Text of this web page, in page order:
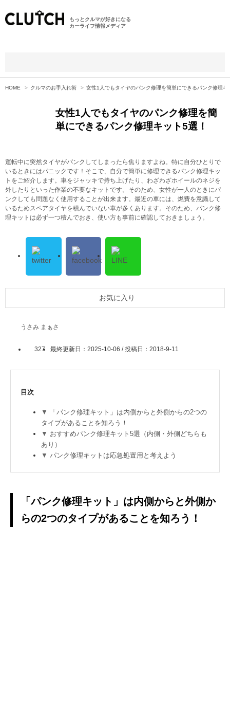
もっとクルマが好きになる
カーライフ情報メディア
HOME クルマのお手入れ術 女性1人でもタイヤのパンク修理を簡単にできるパンク修理キ
女性1人でもタイヤのパンク修理を簡
単にできるパンク修理キット5選！
運転中に突然タイヤがパンクしてしまったら焦りますよね。特に自分ひとりで
いるときにはパニックです！そこで、自分で簡単に修理できるパンク修理キッ
トをご紹介します。車をジャッキで持ち上げたり、わざわざホイールのネジを
外したりといった作業の不要なキットです。そのため、女性が一人のときにパ
ンクしても問題なく使用することが出来ます。最近の車には、燃費を意識して
いるためスペアタイヤを積んでいない車が多くあります。そのため、パンク修
理キットは必ず一つ積んでおき、使い方も事前に確認しておきましょう。
お気に入り
うさみ まぁさ
327 最終更新日：2025-10-06 / 投稿日： 2018-9-11
目次
「パンク修理キット」は内側からと外側からの2つの
タイプがあることを知ろう！
おすすめパンク修理キット5選（内側・外側どちらも
あり）
パンク修理キットは応急処置用と考えよう
「パンク修理キット」は内側からと外側か
らの2つのタイプがあることを知ろう！